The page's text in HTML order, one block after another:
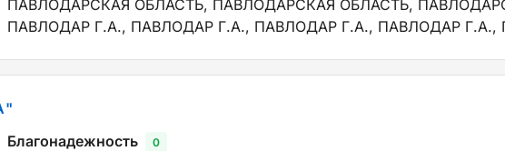
ПАВЛОДАРСКАЯ ОБЛАСТЬ, ПАВЛОДАРСКАЯ ОБЛАСТЬ,
ПАВЛОДАР Г.А., ПАВЛОДАР Г.А., ПАВЛОДАР Г.А., ПАВЛОДАР Г.А.,
Благонадежность 0